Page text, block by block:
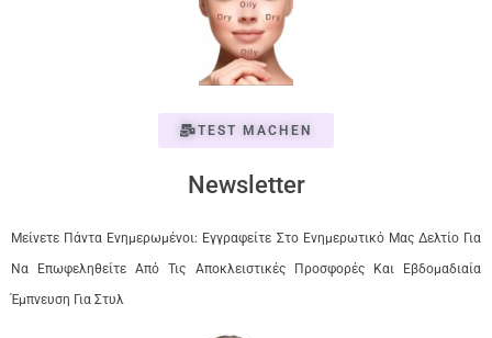
TEST MACHEN
Newsletter
Μείνετε Πάντα Ενημερωμένοι: Εγγραφείτε Στο Ενημερωτικό Μας Δελτίο Για
Να Επωφεληθείτε Από Τις Αποκλειστικές Προσφορές Και Εβδομαδιαία
Έμπνευση Για Στυλ